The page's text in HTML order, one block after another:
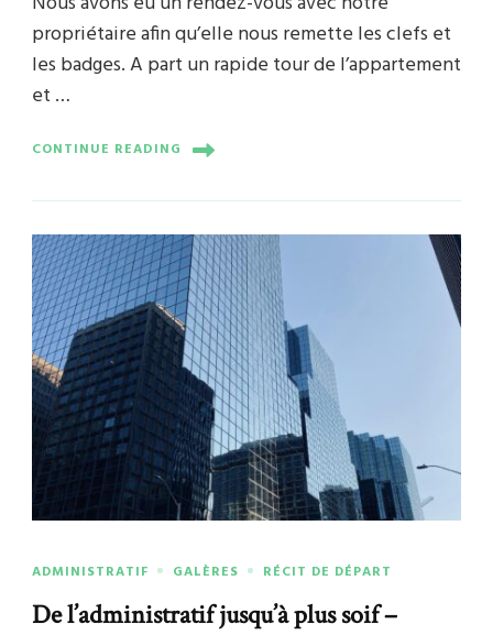
propriétaire afin qu’elle nous remette les clefs et
les badges. A part un rapide tour de l’appartement
et …
CONTINUE READING
ADMINISTRATIF GALÈRES RÉCIT DE DÉPART
De l’administratif jusqu’à plus soif –